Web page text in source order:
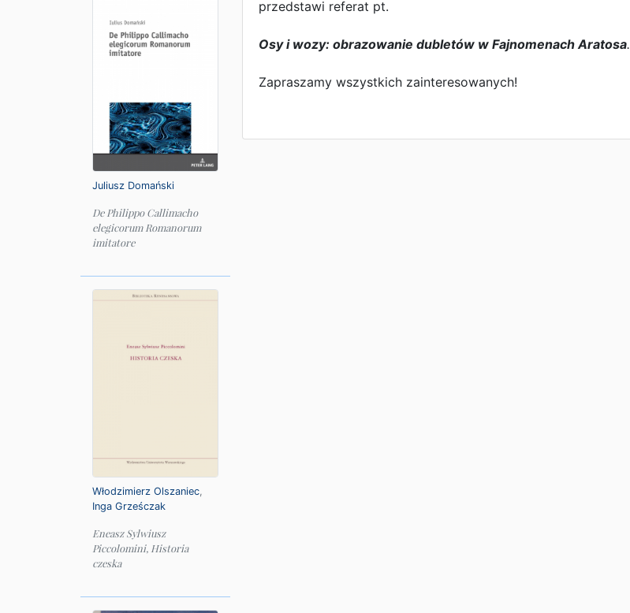
Juliusz Domański
De Philippo Callimacho
elegicorum Romanorum
imitatore
Włodzimierz Olszaniec,
Inga Grześczak
Eneasz Sylwiusz
Piccolomini, Historia
czeska
przedstawi referat pt.
Osy i wozy: obrazowanie dubletów w Fajnomenach Aratosa.
Zapraszamy wszystkich zainteresowanych!